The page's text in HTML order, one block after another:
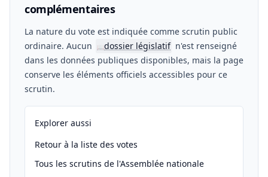
complémentaires
La nature du vote est indiquée comme scrutin public
ordinaire. Aucun
📖dossier législatif n'est renseigné
dans les données publiques disponibles, mais la page
conserve les éléments officiels accessibles pour ce
scrutin.
Explorer aussi
Retour à la liste des votes
Tous les scrutins de l'Assemblée nationale